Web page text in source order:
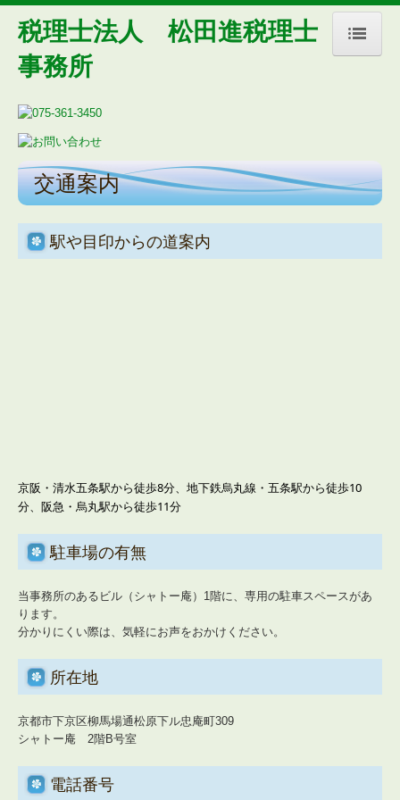
トップページ
事務所紹介(コラムあり)
行雲流水(所長＆副所長の雑感)
経営理念
交通案内
お知らせ
関与先向け融資商品ご紹介
経営者オススメ情報
Q&A経営相談
税務カレンダー
税務Q&A
経営者塾のご案内
社長メニューASP版
税理士法人 松田進税理士
事務所
交通案内
駅や目印からの道案内
京阪・清水五条駅から徒歩8分、地下鉄烏丸線・五条駅から徒歩10
分、阪急・烏丸駅から徒歩11分
駐車場の有無
当事務所のあるビル（シャトー庵）1階に、専用の駐車スペースがあ
ります。
分かりにくい際は、気軽にお声をおかけください。
所在地
京都市下京区柳馬場通松原下ル忠庵町309
シャトー庵 2階B号室
電話番号